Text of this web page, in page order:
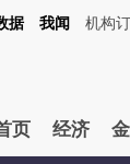
这段话：本文由
据 我闻 机构
页 经济